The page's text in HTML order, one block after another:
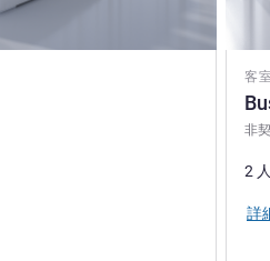
客
非
2
詳